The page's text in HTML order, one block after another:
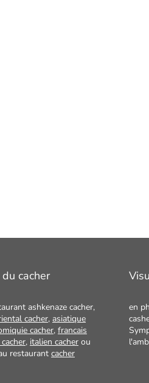
cacher
ashkenaze cacher,
cacher, asiatique
cacher, francais
, italien cacher ou
restaurant cacher
en